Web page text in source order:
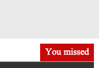
You missed